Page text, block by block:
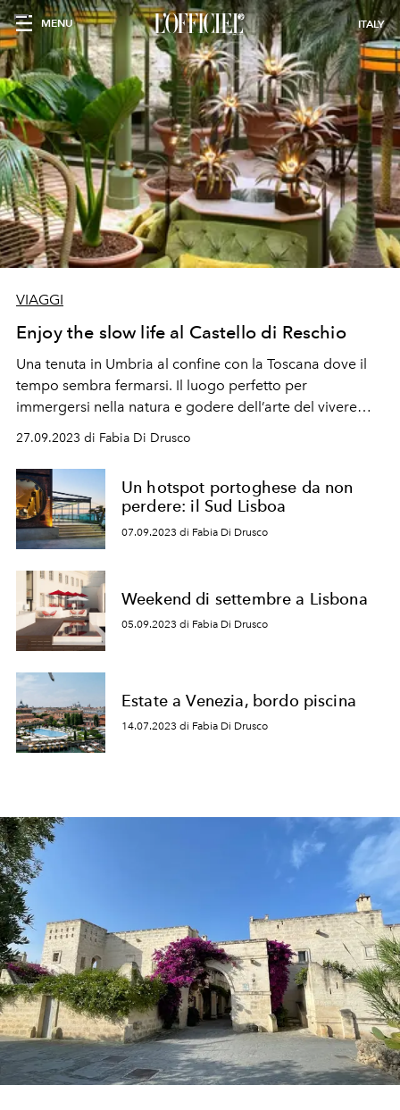
MENU ITALY
VIAGGI
Enjoy the slow life al Castello di Reschio
Una tenuta in Umbria al confine con la Toscana dove il
tempo sembra fermarsi. Il luogo perfetto per
immergersi nella natura e godere dell’arte del vivere
immaginata dai proprietari, Benedikt Bolza e Nencia
27.09.2023 di Fabia Di Drusco
Un hotspot portoghese da non
perdere: il Sud Lisboa
07.09.2023 di Fabia Di Drusco
Weekend di settembre a Lisbona
05.09.2023 di Fabia Di Drusco
Estate a Venezia, bordo piscina
14.07.2023 di Fabia Di Drusco